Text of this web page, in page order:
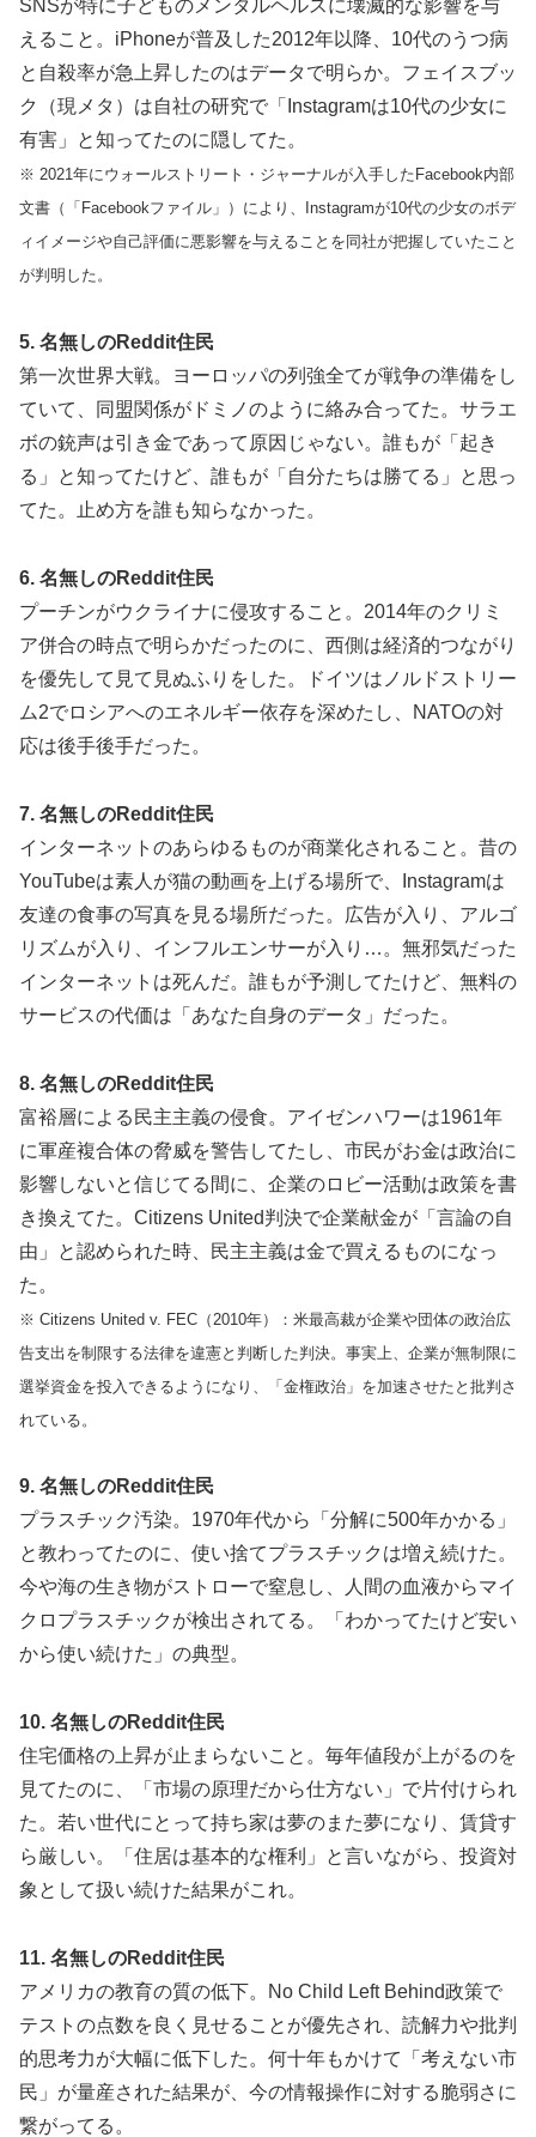
SNSが特に子どものメンタルヘルスに壊滅的な影響を与
えること。iPhoneが普及した2012年以降、10代のうつ病
と自殺率が急上昇したのはデータで明らか。フェイスブッ
ク（現メタ）は自社の研究で「Instagramは10代の少女に
有害」と知ってたのに隠してた。
※ 2021年にウォールストリート・ジャーナルが入手したFacebook内部
文書（「Facebookファイル」）により、Instagramが10代の少女のボデ
ィイメージや自己評価に悪影響を与えることを同社が把握していたこと
が判明した。
5. 名無しのReddit住民
第一次世界大戦。ヨーロッパの列強全てが戦争の準備をし
ていて、同盟関係がドミノのように絡み合ってた。サラエ
ボの銃声は引き金であって原因じゃない。誰もが「起き
る」と知ってたけど、誰もが「自分たちは勝てる」と思っ
てた。止め方を誰も知らなかった。
6. 名無しのReddit住民
プーチンがウクライナに侵攻すること。2014年のクリミ
ア併合の時点で明らかだったのに、西側は経済的つながり
を優先して見て見ぬふりをした。ドイツはノルドストリー
ム2でロシアへのエネルギー依存を深めたし、NATOの対
応は後手後手だった。
7. 名無しのReddit住民
インターネットのあらゆるものが商業化されること。昔の
YouTubeは素人が猫の動画を上げる場所で、Instagramは
友達の食事の写真を見る場所だった。広告が入り、アルゴ
リズムが入り、インフルエンサーが入り…。無邪気だった
インターネットは死んだ。誰もが予測してたけど、無料の
サービスの代価は「あなた自身のデータ」だった。
8. 名無しのReddit住民
富裕層による民主主義の侵食。アイゼンハワーは1961年
に軍産複合体の脅威を警告してたし、市民がお金は政治に
影響しないと信じてる間に、企業のロビー活動は政策を書
き換えてた。Citizens United判決で企業献金が「言論の自
由」と認められた時、民主主義は金で買えるものになっ
た。
※ Citizens United v. FEC（2010年）：米最高裁が企業や団体の政治広
告支出を制限する法律を違憲と判断した判決。事実上、企業が無制限に
選挙資金を投入できるようになり、「金権政治」を加速させたと批判さ
れている。
9. 名無しのReddit住民
プラスチック汚染。1970年代から「分解に500年かかる」
と教わってたのに、使い捨てプラスチックは増え続けた。
今や海の生き物がストローで窒息し、人間の血液からマイ
クロプラスチックが検出されてる。「わかってたけど安い
から使い続けた」の典型。
10. 名無しのReddit住民
住宅価格の上昇が止まらないこと。毎年値段が上がるのを
見てたのに、「市場の原理だから仕方ない」で片付けられ
た。若い世代にとって持ち家は夢のまた夢になり、賃貸す
ら厳しい。「住居は基本的な権利」と言いながら、投資対
象として扱い続けた結果がこれ。
11. 名無しのReddit住民
アメリカの教育の質の低下。No Child Left Behind政策で
テストの点数を良く見せることが優先され、読解力や批判
的思考力が大幅に低下した。何十年もかけて「考えない市
民」が量産された結果が、今の情報操作に対する脆弱さに
繋がってる。